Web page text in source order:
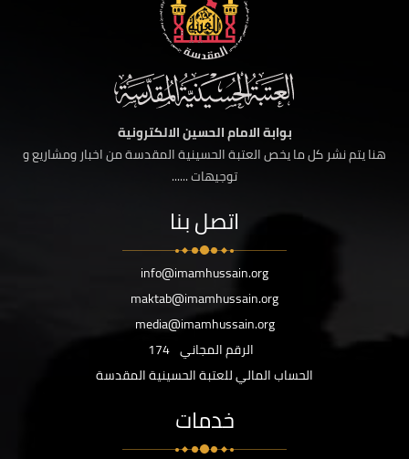
بوابة الامام الحسين الالكترونية
هنا يتم نشر كل ما يخص العتبة الحسينية المقدسة من اخبار ومشاريع و
توجيهات ......
اتصل بنا
info@imamhussain.org
maktab@imamhussain.org
media@imamhussain.org
الرقم المجاني 174
الحساب المالي للعتبة الحسينية المقدسة
خدمات